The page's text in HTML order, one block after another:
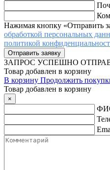
Нажимая кнопку «Отправить
обработкой персональных
политикой
ЗАПРОС УСПЕШНО
Товар добавлен в корзину
В корзину Продолжить
Товар добавлен в корзину
×